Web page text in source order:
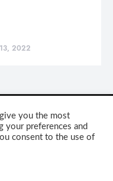
2022
you the most
your preferences and
consent to the use of